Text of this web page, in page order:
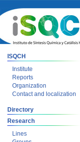
ISQCH
Institute
Reports
Organization
Contact and localization
Directory
Research
Lines